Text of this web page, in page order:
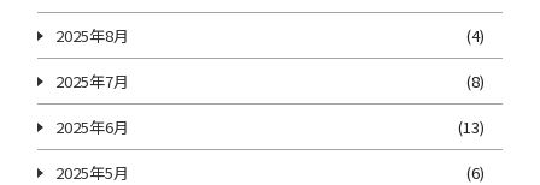
2025年8月
(4)
2025年7月
(8)
2025年6月
(13)
2025年5月
(6)